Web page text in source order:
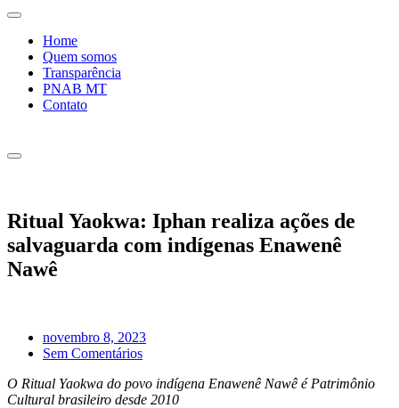
Home
Quem somos
Transparência
PNAB MT
Contato
Ritual Yaokwa: Iphan realiza ações de
salvaguarda com indígenas Enawenê
Nawê
novembro 8, 2023
Sem Comentários
O Ritual Yaokwa do povo indígena Enawenê Nawê é Patrimônio
Cultural brasileiro desde 2010